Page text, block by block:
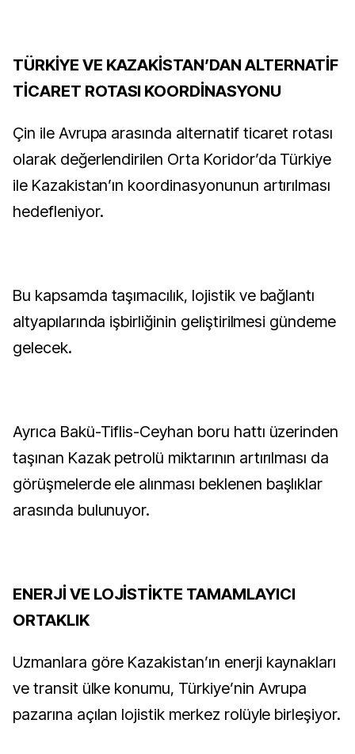
TÜRKİYE VE KAZAKİSTAN’DAN ALTERNATİF
TİCARET ROTASI KOORDİNASYONU
Çin ile Avrupa arasında alternatif ticaret rotası
olarak değerlendirilen Orta Koridor’da Türkiye
ile Kazakistan’ın koordinasyonunun artırılması
hedefleniyor.
Bu kapsamda taşımacılık, lojistik ve bağlantı
altyapılarında işbirliğinin geliştirilmesi gündeme
gelecek.
Ayrıca Bakü-Tiflis-Ceyhan boru hattı üzerinden
taşınan Kazak petrolü miktarının artırılması da
görüşmelerde ele alınması beklenen başlıklar
arasında bulunuyor.
ENERJİ VE LOJİSTİKTE TAMAMLAYICI
ORTAKLIK
Uzmanlara göre Kazakistan’ın enerji kaynakları
ve transit ülke konumu, Türkiye’nin Avrupa
pazarına açılan lojistik merkez rolüyle birleşiyor.